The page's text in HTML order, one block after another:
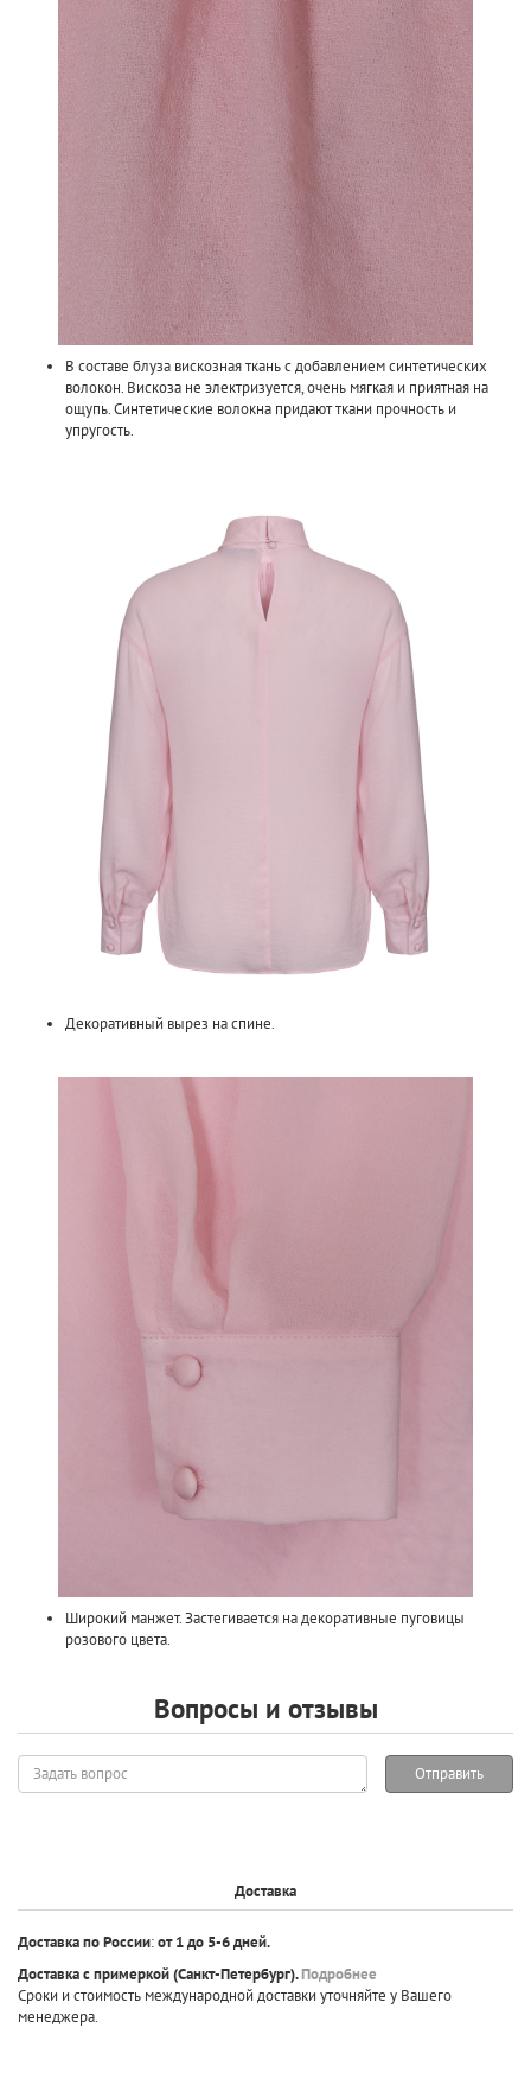
В составе блуза вискозная ткань с добавлением синтетических
волокон. Вискоза не электризуется, очень мягкая и приятная на
ощупь. Синтетические волокна придают ткани прочность и
упругость.
Декоративный вырез на спине.
Широкий манжет. Застегивается на декоративные пуговицы
розового цвета.
Вопросы и отзывы
Задать
вопрос
Отправить
Доставка
Доставка по России:от 1 до 5-6 дней.
Доставка с примеркой(Санкт-Петербург).Подробнее
Сроки и стоимость международной доставки уточняйте у Вашего
менеджера.